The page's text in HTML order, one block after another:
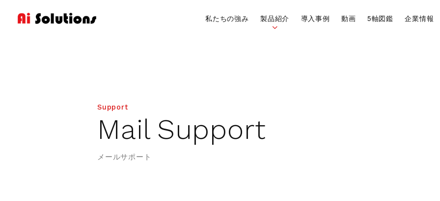
私たちの強み 製品紹介
hyperMILL
導入事例 動画 5軸図鑑 企業情報
Support
Mail Support
メールサポート